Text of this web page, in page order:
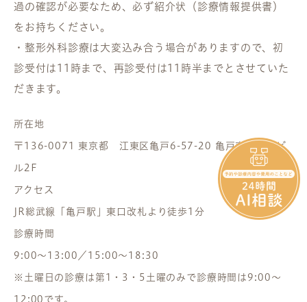
過の確認が必要なため、必ず紹介状（診療情報提供書）
をお持ちください。
・整形外科診療は大変込み合う場合がありますので、初
診受付は11時まで、再診受付は11時半までとさせていた
だきます。
所在地
〒136-0071 東京都 江東区亀戸6-57-20 亀戸東口駅前ビ
ル2F
アクセス
JR総武線「亀戸駅」東口改札より徒歩1分
診療時間
9:00～13:00／15:00～18:30
※土曜日の診療は第1・3・5土曜のみで診療時間は9:00～
12:00です。